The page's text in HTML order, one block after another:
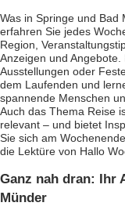
Was in Springe und Bad
erfahren Sie jedes
Region,
Anzeigen und Angebote.
Ausstellungen oder
dem Laufenden und
spannende Menschen
Auch das Thema Reise
relevant – und bietet
Sie sich am
die Lektüre von Hallo
Ganz nah dran: Ihr
Münder